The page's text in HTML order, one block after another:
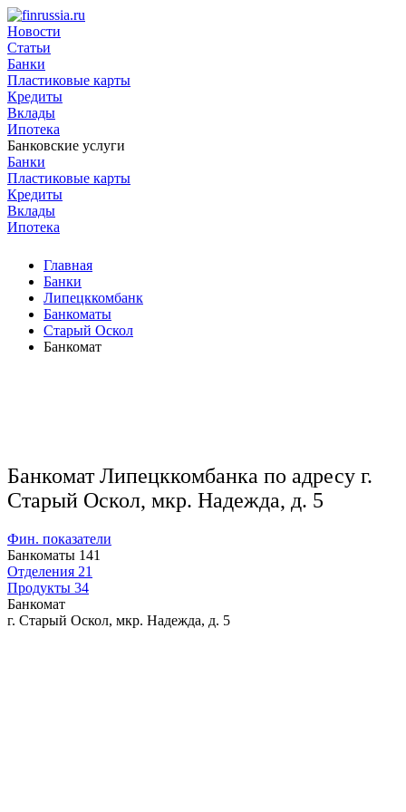
Новости
Статьи
Банки
Пластиковые карты
Кредиты
Вклады
Ипотека
Банковские услуги
Банки
Пластиковые карты
Кредиты
Вклады
Ипотека
Главная
Банки
Липецккомбанк
Банкоматы
Старый Оскол
Банкомат
Банкомат Липецккомбанка по адресу г.
Старый Оскол, мкр. Надежда, д. 5
Фин. показатели
Банкоматы 141
Отделения 21
Продукты 34
Банкомат
г. Старый Оскол, мкр. Надежда, д. 5